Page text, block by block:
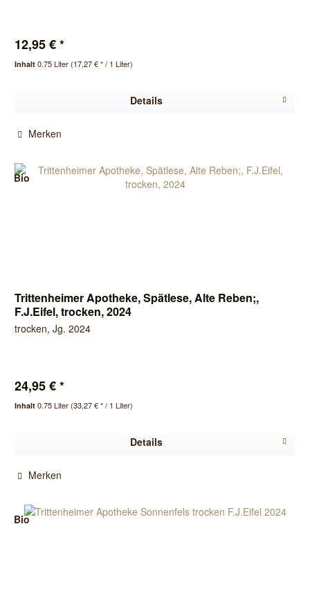
12,95 € *
Inhalt0.75 Liter(17,27 € * / 1 Liter)
Details
Merken
Bio
Trittenheimer Apotheke, Spätlese, Alte Reben;,
F.J.Eifel, trocken, 2024
trocken, Jg. 2024
24,95 € *
Inhalt0.75 Liter(33,27 € * / 1 Liter)
Details
Merken
Bio